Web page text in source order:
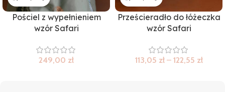
Pościel z wypełnieniem
wzór Safari
249,00 zł
Prześcieradło do łóżeczka
wzór Safari
113,05 zł – 122,55 zł